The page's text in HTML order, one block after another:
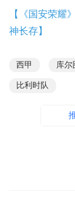
【《国安荣耀
神长存】
西甲 库尔
比利时队